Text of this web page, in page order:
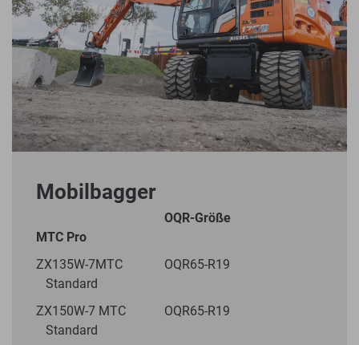
Mobilbagger
OQR-Größe
MTC Pro
ZX135W-7MTC OQR65-R19
Standard
ZX150W-7 MTC OQR65-R19
Standard